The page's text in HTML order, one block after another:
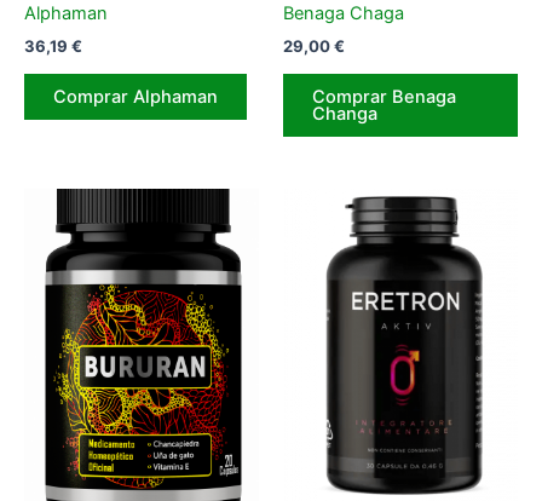
Alphaman
36,19 €
Comprar Alphaman
Benaga Chaga
29,00€
Comprar Benaga
Changa